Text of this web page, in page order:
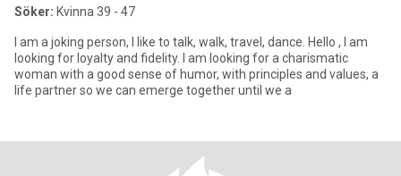
Söker: Kvinna 39 - 47
I am a joking person, I like to talk, walk, travel, dance. Hello , I am
looking for loyalty and fidelity. I am looking for a charismatic
woman with a good sense of humor, with principles and values, a
life partner so we can emerge together until we a